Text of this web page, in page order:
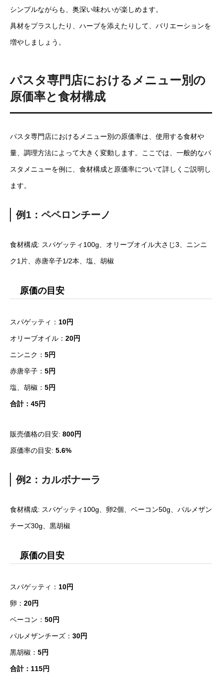
シンプルながらも、奥深い味わいが楽しめます。
具材をプラスしたり、ハーブを添えたりして、バリエーションを
増やしましょう。
パスタ専門店におけるメニュー別の
原価率と食材構成
パスタ専門店におけるメニュー別の原価率は、使用する食材や
量、調理方法によって大きく変動します。ここでは、一般的なパ
スタメニューを例に、食材構成と原価率について詳しくご説明し
ます。
例1：ペペロンチーノ
食材構成: スパゲッティ100g、オリーブオイル大さじ3、ニンニ
ク1片、赤唐辛子1/2本、塩、胡椒
原価の目安
スパゲッティ： 10円
オリーブオイル： 20円
ニンニク： 5円
赤唐辛子： 5円
塩、胡椒： 5円
合計：45円
販売価格の目安: 800円
原価率の目安: 5.6%
例2：カルボナーラ
食材構成: スパゲッティ100g、卵2個、ベーコン50g、パルメザン
チーズ30g、黒胡椒
原価の目安
スパゲッティ： 10円
卵： 20円
ベーコン： 50円
パルメザンチーズ： 30円
黒胡椒： 5円
合計：115円